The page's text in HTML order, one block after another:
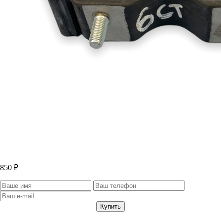
850 ₽